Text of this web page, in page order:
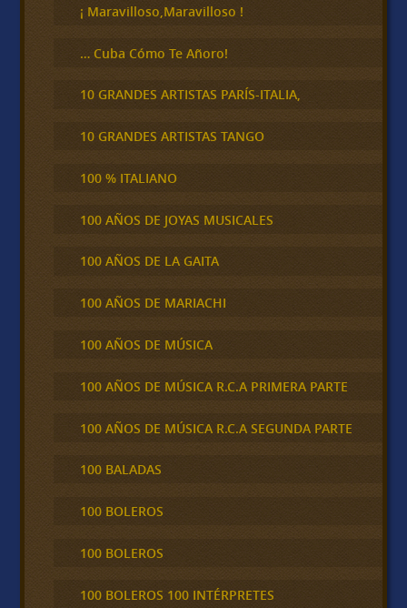
¡ Maravilloso,Maravilloso !
… Cuba Cómo Te Añoro!
10 GRANDES ARTISTAS PARÍS-ITALIA,
10 GRANDES ARTISTAS TANGO
100 % ITALIANO
100 AÑOS DE JOYAS MUSICALES
100 AÑOS DE LA GAITA
100 AÑOS DE MARIACHI
100 AÑOS DE MÚSICA
100 AÑOS DE MÚSICA R.C.A PRIMERA PARTE
100 AÑOS DE MÚSICA R.C.A SEGUNDA PARTE
100 BALADAS
100 BOLEROS
100 BOLEROS
100 BOLEROS 100 INTÉRPRETES